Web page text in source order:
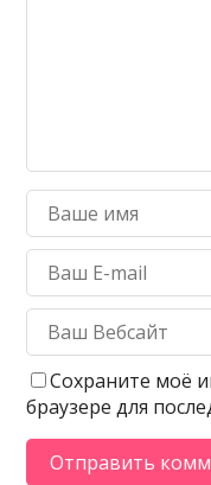
Сохраните моё
браузере для